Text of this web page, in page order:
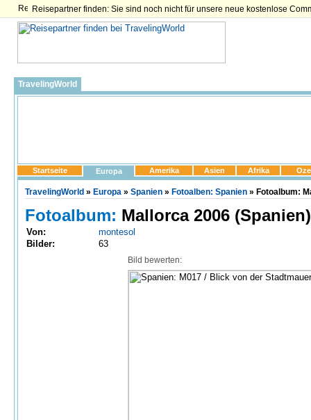
Reisepartner finden: Sie sind noch nicht für unsere neue kostenlose
TravelingWorld
Startseite Europa Amerika Asien Afrika
TravelingWorld » Europa » Spanien » Fotoalben: Spanien » Fotoalbum:
Fotoalbum: Mallorca 2006 (Spanien)
Von:
montesol
Bilder:
63
Bild bewerten: